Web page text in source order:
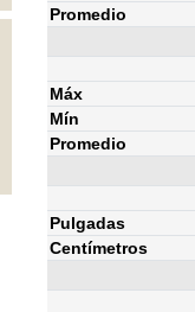
Promedio
Máx
Mín
Promedio
Pulgadas
Centímetros